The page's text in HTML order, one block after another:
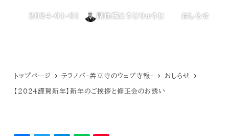
2024-01-01
著
副住職こうじりゅうじ カテゴリー
おしらせ
トップページ テラノバ-善立寺のウェブ寺報- おしらせ
【2024謹賀新年】新年のご挨拶と修正会のお誘い